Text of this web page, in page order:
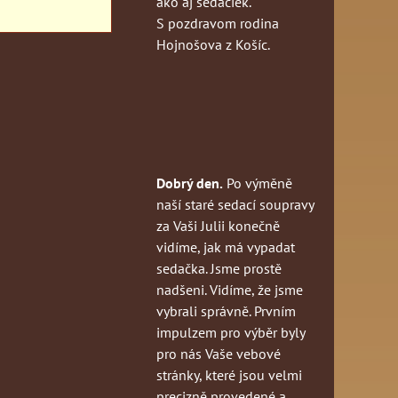
S pozdravom rodina
Hojnošova z Košíc.
Dobrý den. Po výměně
naší staré sedací soupravy
za Vaši Julii konečně
vidíme, jak má vypadat
sedačka. Jsme prostě
nadšeni. Vidíme, že jsme
vybrali správně. Prvním
impulzem pro výběr byly
pro nás Vaše vebové
stránky, které jsou velmi